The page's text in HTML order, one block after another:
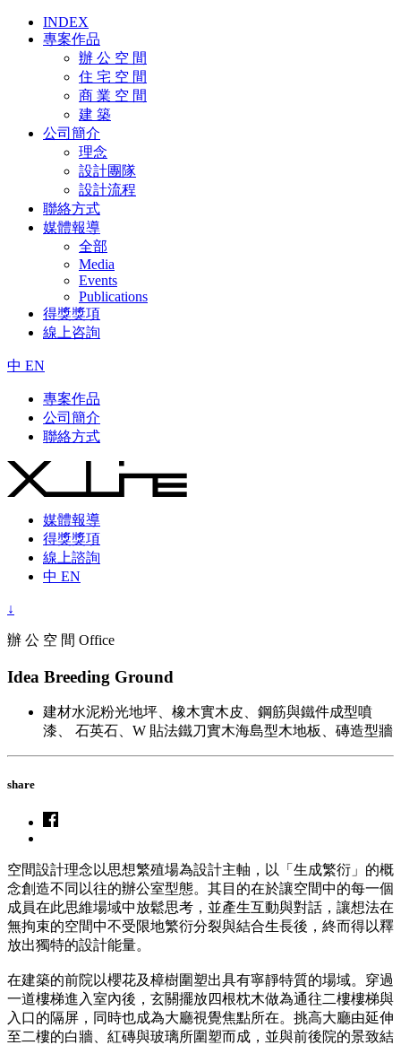
INDEX
專案作品
辦 公 空 間
住 宅 空 間
商 業 空 間
建 築
公司簡介
理念
設計團隊
設計流程
聯絡方式
媒體報導
全部
Media
Events
Publications
得獎獎項
線上咨詢
中 EN
專案作品
公司簡介
聯絡方式
媒體報導
得獎獎項
線上諮詢
中 EN
↓
辦 公 空 間 Office
Idea Breeding Ground
建材水泥粉光地坪、橡木實木皮、鋼筋與鐵件成型噴
漆、 石英石、W 貼法鐵刀實木海島型木地板、磚造型牆
share
空間設計理念以思想繁殖場為設計主軸，以「生成繁衍」的概
念創造不同以往的辦公室型態。其目的在於讓空間中的每一個
成員在此思維場域中放鬆思考，並產生互動與對話，讓想法在
無拘束的空間中不受限地繁衍分裂與結合生長後，終而得以釋
放出獨特的設計能量。
在建築的前院以櫻花及樟樹圍塑出具有寧靜特質的場域。穿過
一道樓梯進入室內後，玄關擺放四根枕木做為通往二樓樓梯與
入口的隔屏，同時也成為大廳視覺焦點所在。挑高大廳由延伸
至二樓的白牆、紅磚與玻璃所圍塑而成，並與前後院的景致結